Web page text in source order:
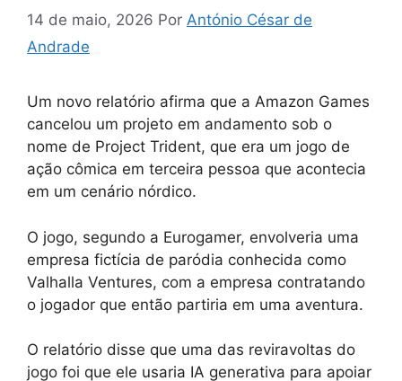
14 de maio, 2026 Por António César de
Andrade
Um novo relatório afirma que a Amazon Games
cancelou um projeto em andamento sob o
nome de Project Trident, que era um jogo de
ação cômica em terceira pessoa que acontecia
em um cenário nórdico.
O jogo, segundo a Eurogamer, envolveria uma
empresa fictícia de paródia conhecida como
Valhalla Ventures, com a empresa contratando
o jogador que então partiria em uma aventura.
O relatório disse que uma das reviravoltas do
jogo foi que ele usaria IA generativa para apoiar